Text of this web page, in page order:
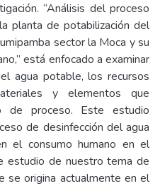
“Análisis del proceso
planta de potabilización del
sector la Moca y su
está enfocado a examinar
agua potable, los recursos
y elementos que
de proceso. Este estudio
de desinfección del agua
el consumo humano en el
estudio de nuestro tema de
se origina actualmente en el